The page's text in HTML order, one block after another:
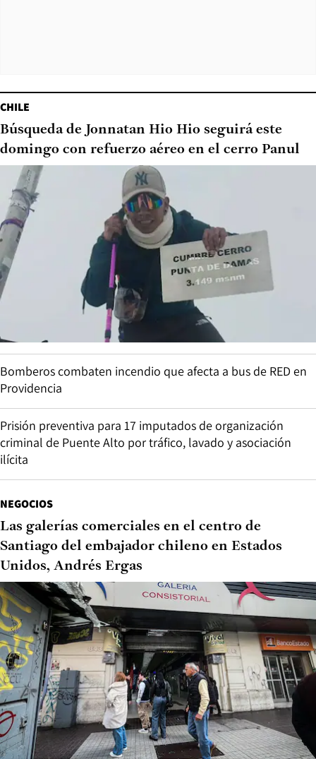
CHILE
Búsqueda de Jonnatan Hio Hio seguirá este
domingo con refuerzo aéreo en el cerro Panul
Bomberos combaten incendio que afecta a bus de RED en
Providencia
Prisión preventiva para 17 imputados de organización
criminal de Puente Alto por tráfico, lavado y asociación
ilícita
NEGOCIOS
Las galerías comerciales en el centro de
Santiago del embajador chileno en Estados
Unidos, Andrés Ergas